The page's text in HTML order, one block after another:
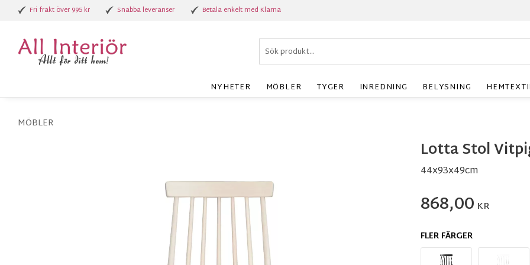
Fri frakt över 995 kr Snabba leveranser Betala enkelt med Klarna
NYHETER MÖBLER TYGER INREDNING BELYSNING
MÖBLER
Lotta Stol
44x93x49cm
868,00 KR
FLER FÄRGER